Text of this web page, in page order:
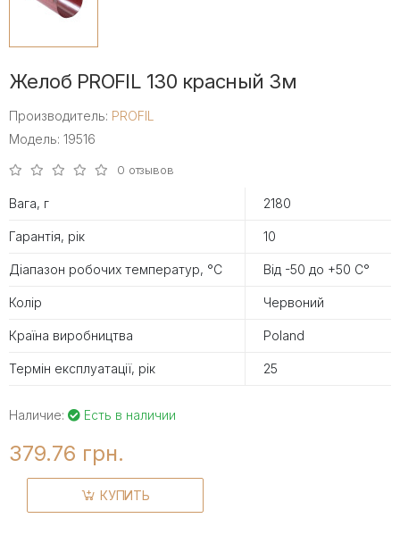
Желоб PROFIL 130 красный 3м
Производитель: PROFIL
Модель: 19516
0 отзывов
Вага, г 2180
Гарантія, рік 10
Діапазон робочих температур, °С Від -50 до +50 С°
Колір Червоний
Країна виробництва Poland
Термін експлуатації, рік 25
Наличие: Есть в наличии
379.76 грн.
КУПИТЬ